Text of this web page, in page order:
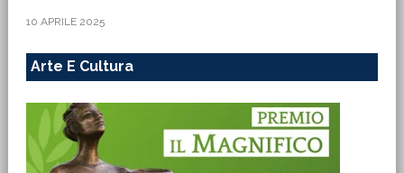
10 APRILE 2025
Arte E Cultura